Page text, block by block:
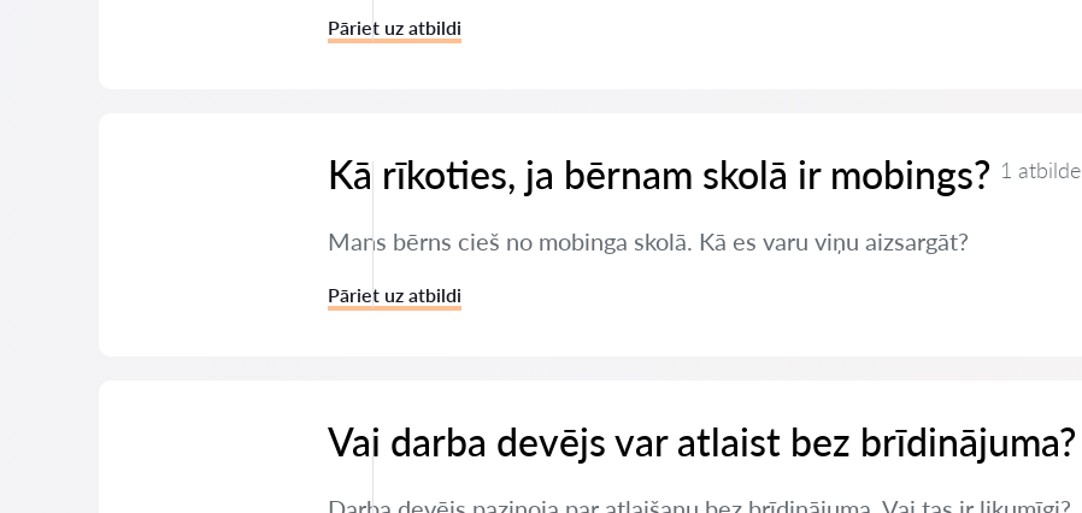
Pāriet uz atbildi
Kā rīkoties, ja bērnam skolā ir mobings? 1 atbilde
Mans bērns cieš no mobinga skolā. Kā es varu viņu aizsargāt?
Pāriet uz atbildi
Vai darba devējs var atlaist bez brīdinājuma?